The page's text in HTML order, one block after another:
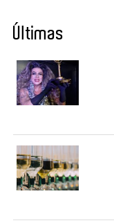
Últimas